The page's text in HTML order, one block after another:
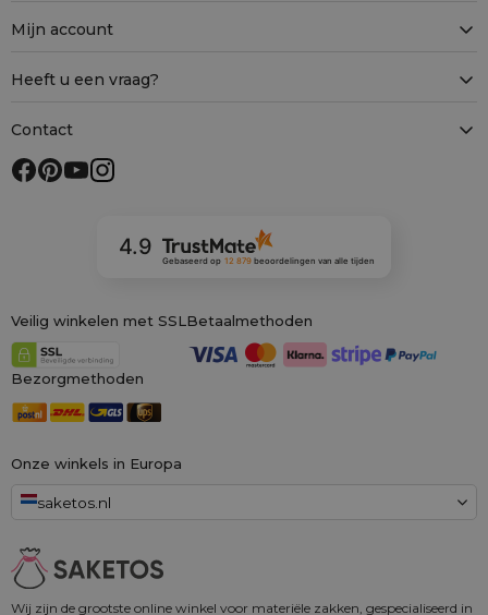
Wij zijn de grootste online winkel voor materiële zakken, gespecialiseerd in
Onze winkels in Europa
saketos.nl
Mijn account
Heeft u een vraag?
Contact
4.9
Gebaseerd op 12 879beoordelingen van alle tijden
Veilig winkelen met SSL Betaalmethoden
Bezorgmethoden